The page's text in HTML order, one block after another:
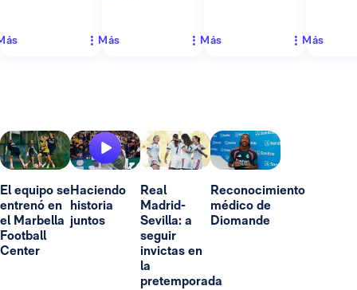
Más Más Más
El equipo se
entrenó en
el Marbella
Football
Center
Haciendo
historia
juntos
Real
Madrid-
Sevilla: a
seguir
invictas en
la
pretemporada
Reconocimiento
médico de
Diomande